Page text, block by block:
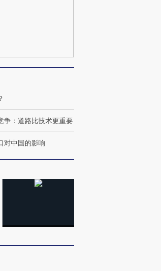
用街头抗争将教
争：道路比技术更重要
对中国的影响